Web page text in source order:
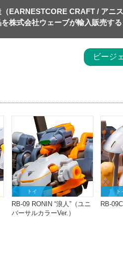
EARNESTCORE CRAFT / アニ
株式会社ウェーブが輸入販売する
ビージ
トイ
RB-09 RONIN “浪人”（ユニ
バーサルカラーVer.）
ト
RB-